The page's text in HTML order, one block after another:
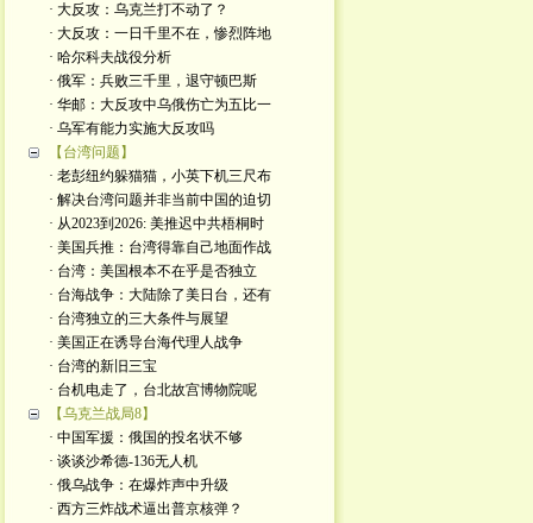
· 大反攻：乌克兰打不动了？
· 大反攻：一日千里不在，惨烈阵地
· 哈尔科夫战役分析
· 俄军：兵败三千里，退守顿巴斯
· 华邮：大反攻中乌俄伤亡为五比一
· 乌军有能力实施大反攻吗
【台湾问题】
· 老彭纽约躲猫猫，小英下机三尺布
· 解决台湾问题并非当前中国的迫切
· 从2023到2026: 美推迟中共梧桐时
· 美国兵推：台湾得靠自己地面作战
· 台湾：美国根本不在乎是否独立
· 台海战争：大陆除了美日台，还有
· 台湾独立的三大条件与展望
· 美国正在诱导台海代理人战争
· 台湾的新旧三宝
· 台机电走了，台北故宫博物院呢
【乌克兰战局8】
· 中国军援：俄国的投名状不够
· 谈谈沙希德-136无人机
· 俄乌战争：在爆炸声中升级
· 西方三炸战术逼出普京核弹？